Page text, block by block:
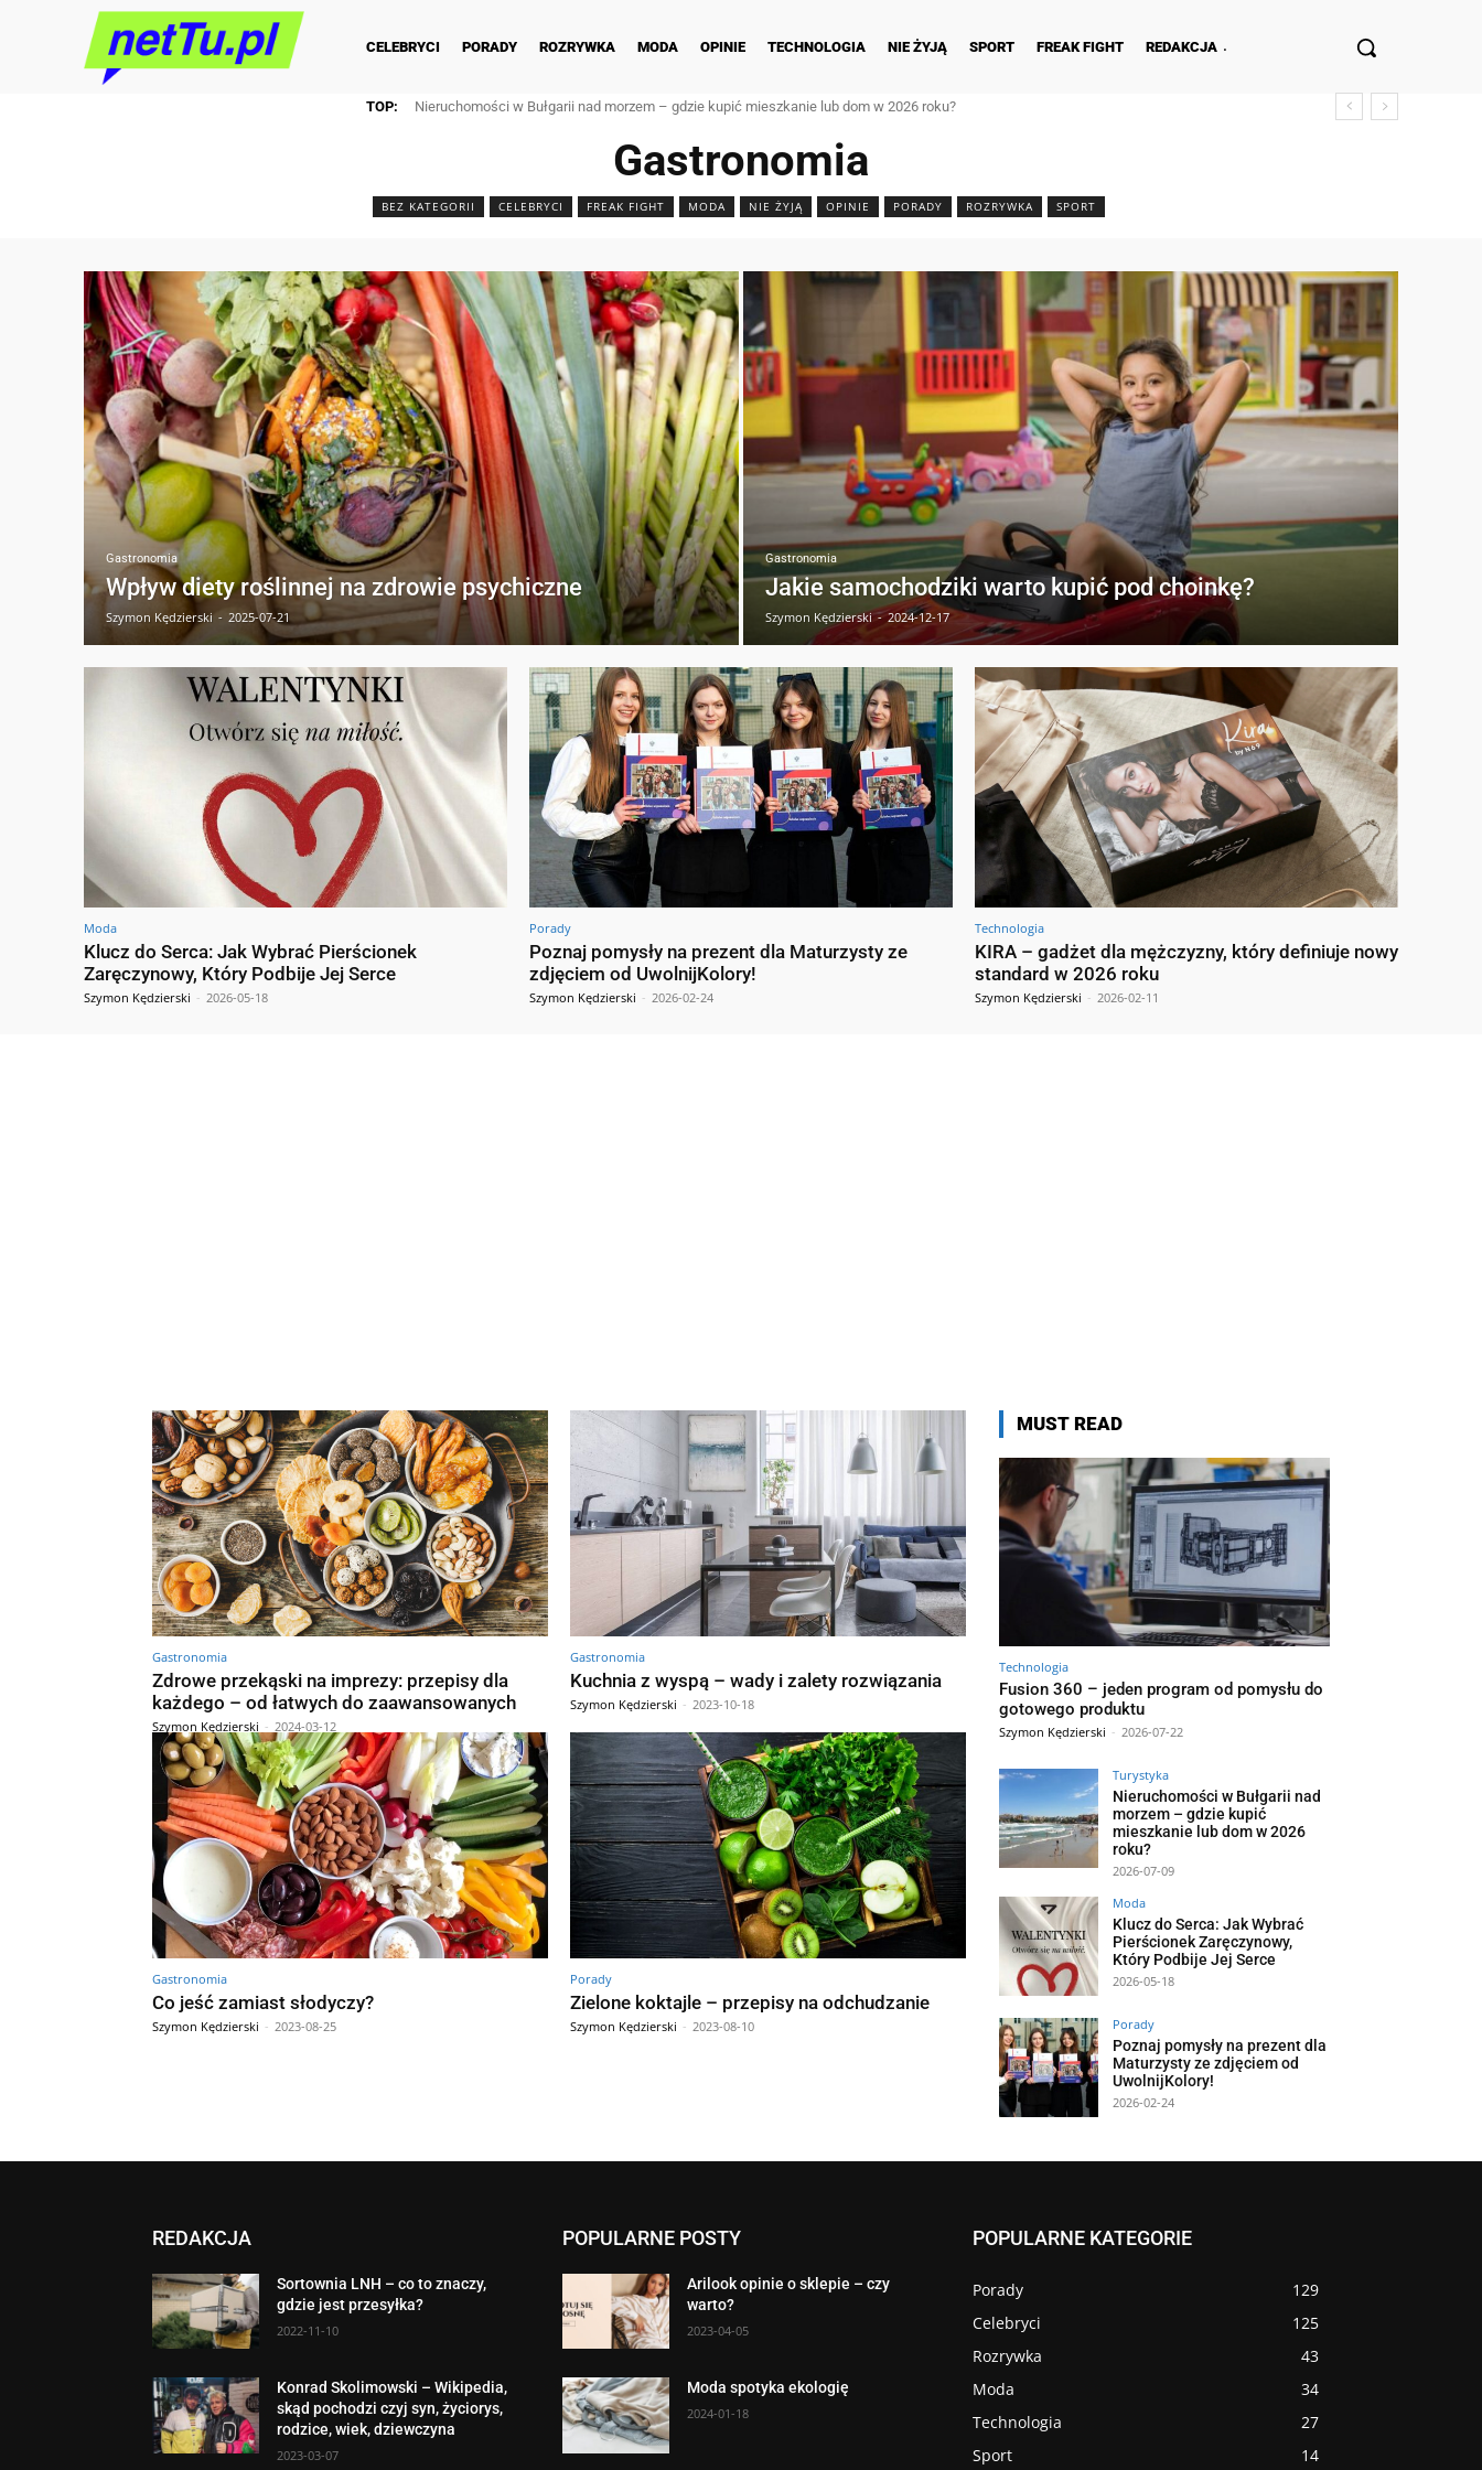
CELEBRYCI PORADY ROZRYWKA MODA OPINIE TECHNOLOGIA NIE ŻYJĄ SPORT FREAK FIGHT REDAKCJA
TOP: Nieruchomości w Bułgarii nad morzem – gdzie kupić mieszkanie lub dom w 2026 roku?
Gastronomia
BEZ KATEGORII CELEBRYCI FREAK FIGHT MODA NIE ŻYJĄ OPINIE PORADY ROZRYWKA SPORT
Gastronomia
Wpływ diety roślinnej na zdrowie psychiczne
Szymon Kędzierski - 2025-07-21
Gastronomia
Jakie samochodziki warto kupić pod choinkę?
Szymon Kędzierski - 2024-12-17
Moda
Klucz do Serca: Jak Wybrać Pierścionek
Zaręczynowy, Który Podbije Jej Serce
Szymon Kędzierski - 2026-05-18
Porady
Poznaj pomysły na prezent dla Maturzysty ze
zdjęciem od UwolnijKolory!
Szymon Kędzierski - 2026-02-24
Technologia
KIRA – gadżet dla mężczyzny, który definiuje nowy
standard w 2026 roku
Szymon Kędzierski - 2026-02-11
Gastronomia
Zdrowe przekąski na imprezy: przepisy dla
każdego – od łatwych do zaawansowanych
Szymon Kędzierski - 2024-03-12
Gastronomia
Kuchnia z wyspą – wady i zalety rozwiązania
Szymon Kędzierski - 2023-10-18
Gastronomia
Co jeść zamiast słodyczy?
Szymon Kędzierski - 2023-08-25
Porady
Zielone koktajle – przepisy na odchudzanie
Szymon Kędzierski - 2023-08-10
MUST READ
Technologia
Fusion 360 – jeden program od pomysłu do
gotowego produktu
Szymon Kędzierski - 2026-07-22
Turystyka
Nieruchomości w Bułgarii nad
morzem – gdzie kupić
mieszkanie lub dom w 2026
roku?
2026-07-09
Moda
Klucz do Serca: Jak Wybrać
Pierścionek Zaręczynowy,
Który Podbije Jej Serce
2026-05-18
Porady
Poznaj pomysły na prezent dla
Maturzysty ze zdjęciem od
UwolnijKolory!
2026-02-24
REDAKCJA
Sortownia LNH – co to znaczy,
gdzie jest przesyłka?
2022-11-10
Konrad Skolimowski – Wikipedia,
skąd pochodzi czyj syn, życiorys,
rodzice, wiek, dziewczyna
2023-03-07
POPULARNE POSTY
Arilook opinie o sklepie – czy
warto?
2023-04-05
Moda spotyka ekologię
2024-01-18
POPULARNE KATEGORIE
Porady
129
Celebryci
125
Rozrywka
43
Moda
34
Technologia
27
Sport
14